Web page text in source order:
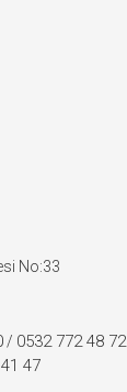
No:33
/ 0532 772 48 72
47